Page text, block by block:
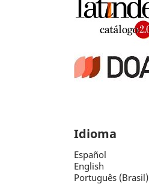
Idioma
Español
English
Português (Brasil)